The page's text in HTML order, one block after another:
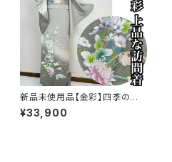
新品未使用品【金彩】四季の
花々 訪問着 正絹 袷 ガード加
工済s763
¥33,900